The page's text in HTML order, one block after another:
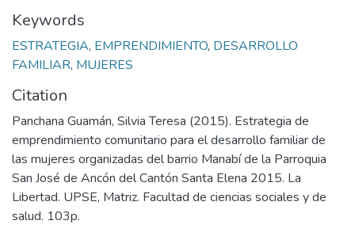
Keywords
ESTRATEGIA, EMPRENDIMIENTO, DESARROLLO
FAMILIAR, MUJERES
Citation
Panchana Guamán, Silvia Teresa (2015). Estrategia de
emprendimiento comunitario para el desarrollo familiar de
las mujeres organizadas del barrio Manabí de la Parroquia
San José de Ancón del Cantón Santa Elena 2015. La
Libertad. UPSE, Matriz. Facultad de ciencias sociales y de
salud. 103p.